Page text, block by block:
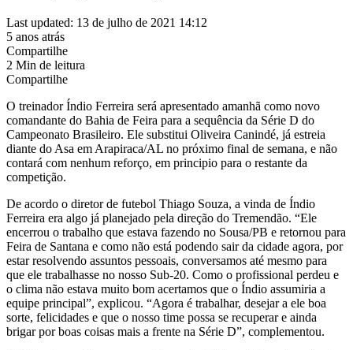
Last updated: 13 de julho de 2021 14:12
5 anos atrás
Compartilhe
2 Min de leitura
Compartilhe
O treinador Índio Ferreira será apresentado amanhã como novo
comandante do Bahia de Feira para a sequência da Série D do
Campeonato Brasileiro. Ele substitui Oliveira Canindé, já estreia
diante do Asa em Arapiraca/AL no próximo final de semana, e não
contará com nenhum reforço, em principio para o restante da
competição.
De acordo o diretor de futebol Thiago Souza, a vinda de Índio
Ferreira era algo já planejado pela direção do Tremendão. “Ele
encerrou o trabalho que estava fazendo no Sousa/PB e retornou para
Feira de Santana e como não está podendo sair da cidade agora, por
estar resolvendo assuntos pessoais, conversamos até mesmo para
que ele trabalhasse no nosso Sub-20. Como o profissional perdeu e
o clima não estava muito bom acertamos que o Índio assumiria a
equipe principal”, explicou. “Agora é trabalhar, desejar a ele boa
sorte, felicidades e que o nosso time possa se recuperar e ainda
brigar por boas coisas mais a frente na Série D”, complementou.